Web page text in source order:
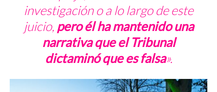
investigación o a lo largo de este
juicio, pero él ha mantenido una
narrativa que el Tribunal
dictaminó que es falsa».